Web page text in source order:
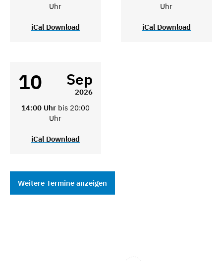
Uhr
iCal Download
Uhr
iCal Download
10 Sep
2026
14:00 Uhr bis 20:00
Uhr
iCal Download
Weitere Termine anzeigen